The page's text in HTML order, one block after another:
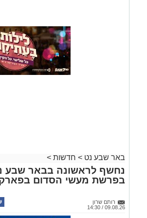
באר שבע נט > חדשות >
נחשף לראשונה בבאר שבע
בפרשת מעשי הסדום בפארק
רותם שרון
09.08.26 / 14:30